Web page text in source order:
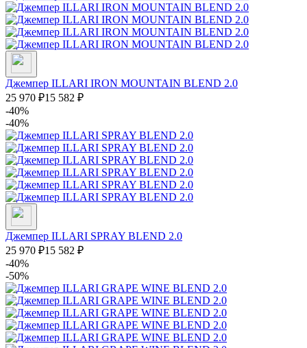
Джемпер ILLARI IRON MOUNTAIN BLEND 2.0
25 970 ₽15 582 ₽
-40%
-40%
Джемпер ILLARI SPRAY BLEND 2.0
25 970 ₽15 582 ₽
-40%
-50%